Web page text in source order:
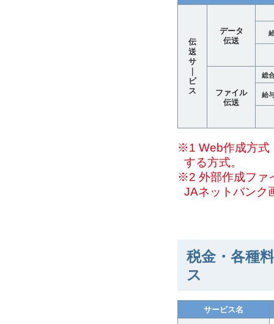
伝
送
サ
ビ
ス
データ
伝送
ファイル
伝送
総
給
※1 Web作成方式
する方式。
※2 外部作成ファ
JAネットバンク
税金・各種
ス
サービス名